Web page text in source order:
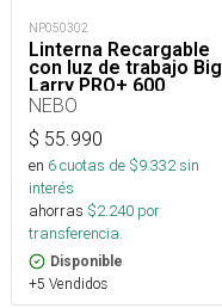
NP050302
Linterna Recargable
con luz de trabajo Big
Larry PRO+ 600
NEBO
$ 55.990
en 6cuotas de $9.332sin
interés
ahorras $2.240 por
transferencia.
Disponible
+5 Vendidos